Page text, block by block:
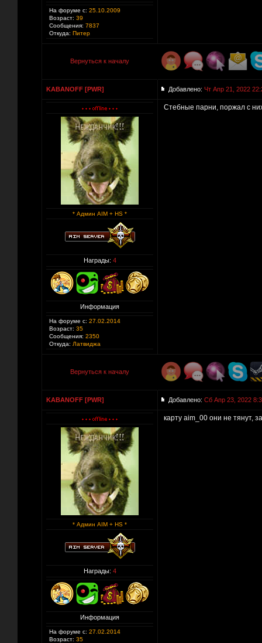
На форуме с: 25.10.2009
Возраст: 39
Сообщения: 7837
Откуда: Питер
Вернуться к началу
KABANOFF [PWR] Добавлено: Чт Апр 21, 2022
* Админ AIM + HS *
Награды: 4
Информация
На форуме с: 27.02.2014
Возраст: 35
Сообщения: 2350
Откуда: Латвиджа
Стебные парни, поржал с
Вернуться к началу
KABANOFF [PWR] Добавлено: Сб Апр 23, 2022
* Админ AIM + HS *
Награды: 4
Информация
На форуме с: 27.02.2014
Возраст: 35
карту aim_00 они не тянут,